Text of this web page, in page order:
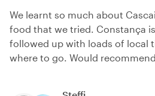
We learnt so much about
food that we tried. Constança
followed up with loads of local
where to go. Would